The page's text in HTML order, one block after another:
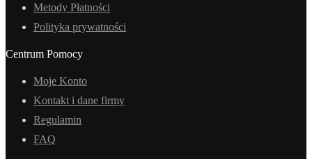
Metody Płatności
Polityka prywatności
Centrum Pomocy
Moje Konto
Kontakt i dane firmy
Regulamin
FAQ